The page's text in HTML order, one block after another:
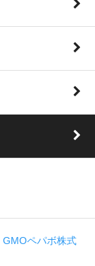
GMOペパボ株式